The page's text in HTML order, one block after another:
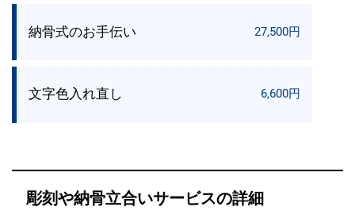
納骨式のお手伝い 27,500円
文字色入れ直し 6,600円
彫刻や納骨立合いサービスの詳細